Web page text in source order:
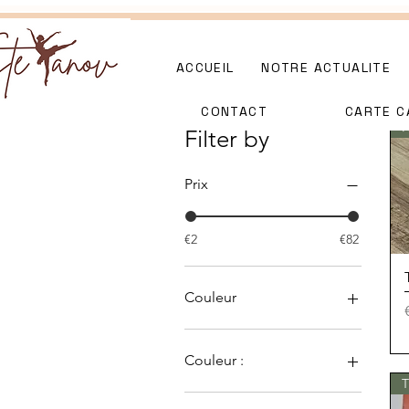
ACCUEIL NOTRE ACTUALITE
CONTACT CARTE
Filter by
Prix
€2 €82
Couleur
Noir
Saumon
Couleur :
Chair